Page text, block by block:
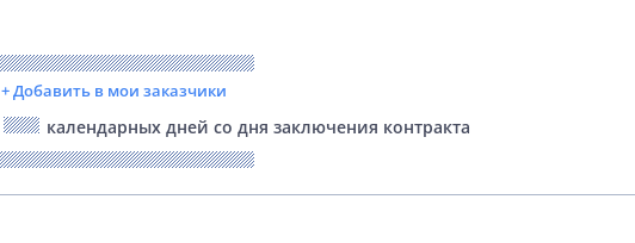
+ Добавить в мои заказчики
календарных дней со дня заключения контракта